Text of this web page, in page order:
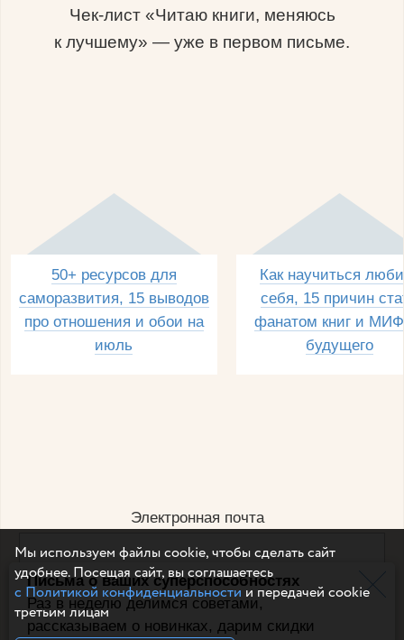
Письма о ваших суперспособностях
Раз в неделю делимся советами,
рассказываем о новинках, дарим скидки
Чек-лист «Читаю книги, меняюсь
к лучшему» — уже в первом письме.
50+ ресурсов для
саморазвития, 15 выводов
про отношения и обои на
июль
Как научиться
себя, 15 причин
фанатом книг и
будущего
Электронная почта
Например, dulsineya@gmail.com
Без спама и смс
Мы используем файлы cookie, чтобы сделать сайт
удобнее. Посещая сайт, вы соглашаетесь
с Политикой конфиденциальностии передачей cookie
третьим лицам